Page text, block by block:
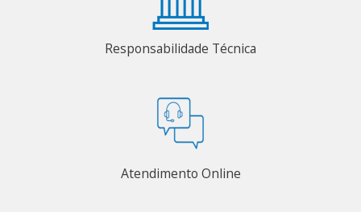
Responsabilidade Técnica
Atendimento Online